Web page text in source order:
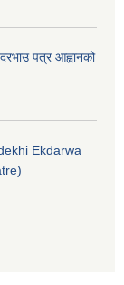
पत्र आह्वानको
Ekdarwa